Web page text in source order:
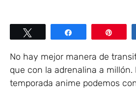
Compartir
No hay mejor manera de
que con la adrenalina a millón.
temporada anime podemos